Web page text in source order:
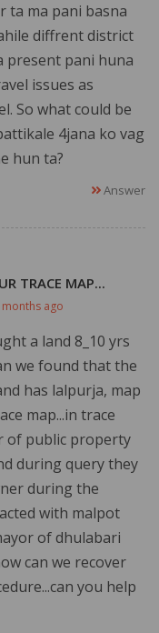
ta ma pani basna
diffrent district
present pani huna
issues as
So what could be
4jana ko vag
hun ta?
Answer
TRACE MAP...
ago
a land 8_10 yrs
we found that the
has lalpurja, map
map...in trace
of public property
during query they
during the
with malpot
of dhulabari
can we recover
you help